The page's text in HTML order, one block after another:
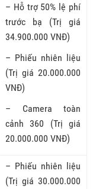
– Hỗ trợ 50% lệ phí
trước bạ (Trị giá
34.900.000 VNĐ)
– Phiếu nhiên liệu
(Trị giá 20.000.000
VNĐ)
– Camera toàn
cảnh 360 (Trị giá
20.000.000 VNĐ)
– Phiếu nhiên liệu
(Trị giá 30.000.000